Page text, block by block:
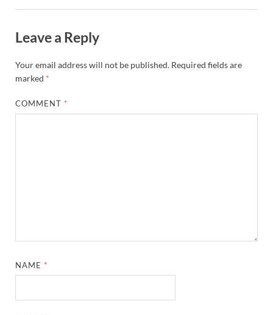
Leave a Reply
Your email address will not be published. Required fields are
marked *
COMMENT *
NAME *